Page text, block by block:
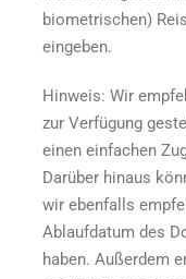
biometrischen)
eingeben.
Hinweis: Wir
zur Verfügung
einen einfachen
Darüber hinaus
wir ebenfalls
Ablaufdatum des
haben. Außerdem